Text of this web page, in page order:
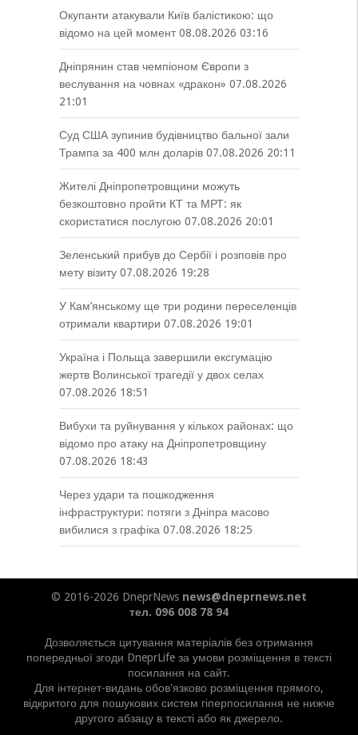
Окупанти атакували Київ балістикою: що
відомо на цей момент 08.08.2026 03:16
Дніпрянин став чемпіоном Європи з
веслування на човнах «дракон» 07.08.2026
21:01
Суд США зупинив будівництво бальної зали
Трампа за 400 млн доларів 07.08.2026 20:11
Жителі Дніпропетровщини можуть
безкоштовно пройти КТ та МРТ: як
скористатися послугою 07.08.2026 20:01
Зеленський прибув до Сербії і розповів про
мету візиту 07.08.2026 19:28
У Кам’янському ще три родини переселенців
отримали квартири 07.08.2026 19:01
Україна і Польща завершили ексгумацію
жертв Волинської трагедії у двох селах
07.08.2026 18:51
Вибухи та руйнування у кількох районах: що
відомо про атаку на Дніпропетровщину
07.08.2026 18:43
Через удари та пошкодження
інфраструктури: потяги з Дніпра масово
вибилися з графіка 07.08.2026 18:25
© 2016-2026 DneprNews news@dneprnews.net
тел. 096 008 78 94
Дозволяється цитування матеріалів без отримання
попередньої згоди DneprLife за умови розміщення в тексті
посилання на сайт.
Для інтернет-видань обов'язково розміщення прямого,
відкритого для пошукових систем гіперпосилання не нижче
другого абзацу в тексті або як джерело.